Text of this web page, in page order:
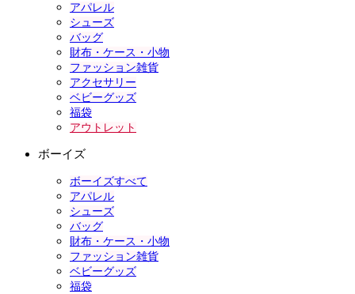
アパレル
シューズ
バッグ
財布・ケース・小物
ファッション雑貨
アクセサリー
ベビーグッズ
福袋
アウトレット
ボーイズ
ボーイズすべて
アパレル
シューズ
バッグ
財布・ケース・小物
ファッション雑貨
ベビーグッズ
福袋